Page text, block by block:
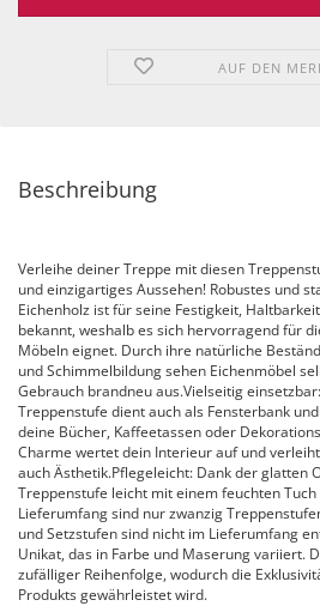
AUF DEN
Beschreibung
Verleihe deiner Treppe mit diesen
und einzigartiges Aussehen! Robustes und
Eichenholz ist für seine Festigkeit,
bekannt, weshalb es sich hervorragend für
Möbeln eignet. Durch ihre natürliche
und Schimmelbildung sehen Eichenmöbel
Gebrauch brandneu aus.Vielseitig
Treppenstufe dient auch als Fensterbank
deine Bücher, Kaffeetassen oder
Charme wertet dein Interieur auf und
auch Ästhetik.Pflegeleicht: Dank der glatten
Treppenstufe leicht mit einem feuchten
Lieferumfang sind nur zwanzig
und Setzstufen sind nicht im Lieferumfang
Unikat, das in Farbe und Maserung variiert.
zufälliger Reihenfolge, wodurch die
Produkts gewährleistet wird.